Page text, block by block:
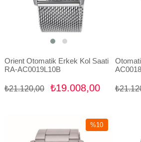
Orient Otomatik Erkek Kol Saati
RA-AC0019L10B
₺19.008,00
₺21.120,00
%10